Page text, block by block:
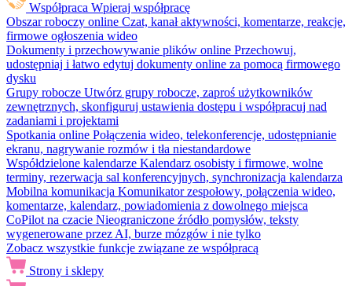
Współpraca Wpieraj współpracę
Obszar roboczy online Czat, kanał aktywności, komentarze, reakcje,
firmowe ogłoszenia wideo
Dokumenty i przechowywanie plików online Przechowuj,
udostępniaj i łatwo edytuj dokumenty online za pomocą firmowego
dysku
Grupy robocze Utwórz grupy robocze, zaproś użytkowników
zewnętrznych, skonfiguruj ustawienia dostępu i współpracuj nad
zadaniami i projektami
Spotkania online Połączenia wideo, telekonferencje, udostępnianie
ekranu, nagrywanie rozmów i tła niestandardowe
Współdzielone kalendarze Kalendarz osobisty i firmowe, wolne
terminy, rezerwacja sal konferencyjnych, synchronizacja kalendarza
Mobilna komunikacja Komunikator zespołowy, połączenia wideo,
komentarze, kalendarz, powiadomienia z dowolnego miejsca
CoPilot na czacie Nieograniczone źródło pomysłów, teksty
wygenerowane przez AI, burze mózgów i nie tylko
Zobacz wszystkie funkcje związane ze współpracą
Strony i sklepy